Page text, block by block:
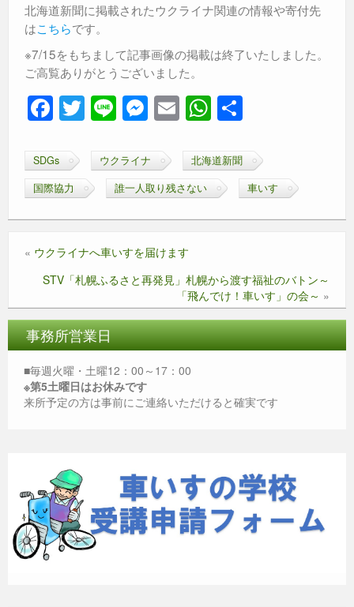
北海道新聞に掲載されたウクライナ関連の情報や寄付先
はこちらです。
※7/15をもちまして記事画像の掲載は終了いたしました。
ご高覧ありがとうございました。
F
a
c
e
b
o
k
T
wi
er
Li
n
e
M
e
ss
e
n
er
E
m
ail
W
h
at
s
A
SDGs ウクライナ
北海道新聞
国際協力
誰一人取り残さない 車いす
« ウクライナへ車いすを届けます
STV「札幌ふるさと再発見」札幌から渡す福祉のバトン～
「飛んでけ！車いす」の会～ »
事務所営業日
■毎週火曜・土曜12：00～17：00
※第5土曜日はお休みです
来所予定の方は事前にご連絡いただけると確実です